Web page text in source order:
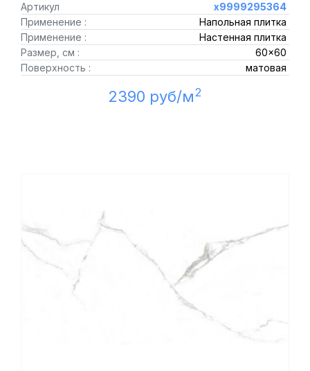
Артикул
х9999295364
Применение :
Напольная плитка
Применение :
Настенная плитка
Размер, см :
60x60
Поверхность :
матовая
2390 руб/м2